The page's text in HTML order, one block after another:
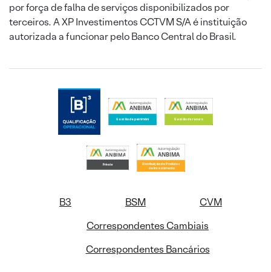
por força de falha de serviços disponibilizados por
terceiros. A XP Investimentos CCTVM S/A é instituição
autorizada a funcionar pelo Banco Central do Brasil.
B3 BSM
CVM
Correspondentes Cambiais
Correspondentes Bancários